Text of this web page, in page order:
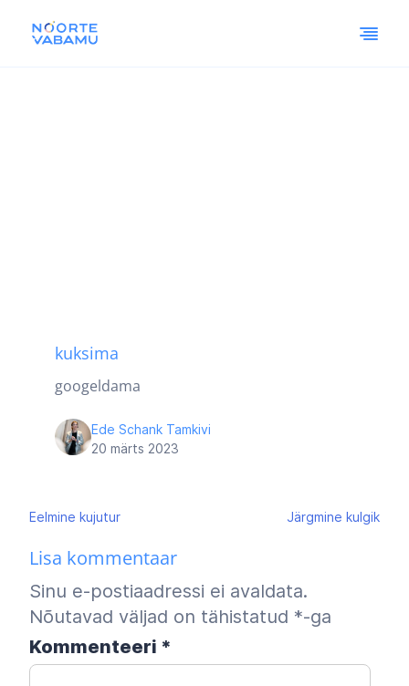
kuksima
googeldama
Ede Schank Tamkivi
20 märts 2023
Navigeerimine
Eelmine kujutur Järgmine kulgik
Lisa kommentaar
Sinu e-postiaadressi ei avaldata.
Nõutavad väljad on tähistatud *-ga
Kommenteeri *